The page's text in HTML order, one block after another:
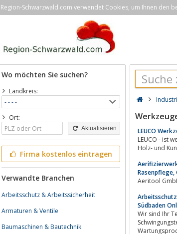
Region-Schwarzwald.com verwendet Cookies, um Ihnen den
Wo möchten Sie suchen?
Landkreis:
Ort:
Aktualisieren
Firma kostenlos eintragen
Verwandte Branchen
Arbeitsschutz & Arbeitssicherheit
Armaturen & Ventile
Baumaschinen & Bautechnik
LEUCO
LEUCO - ist
Holz- und
Aeritool
Südbaden
Wir sind Ihr